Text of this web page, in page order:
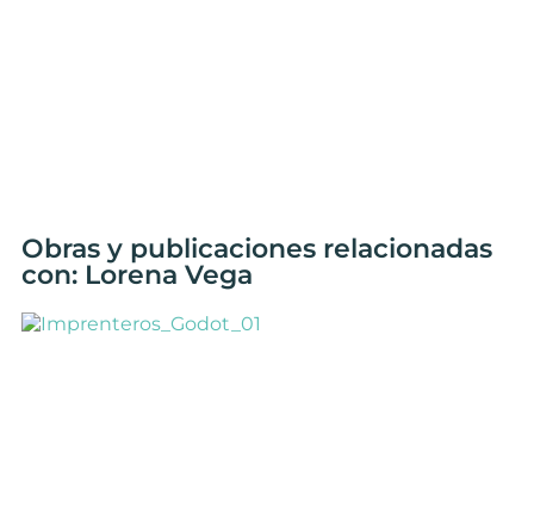
Obras y publicaciones relacionadas
con: Lorena Vega